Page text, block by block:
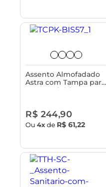
Assento Almofadado
Astra com Tampa para
Vaso Sanitário Incepa
R$ 244,90
Ou4xde R$ 61,22